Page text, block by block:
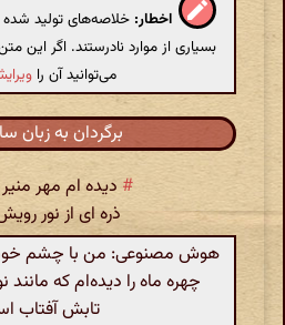
اخطار: خلاصه‌های تولید
بسیاری از موارد نادرستند. اگر این
می‌توانید آن را
برگردان به زبان
#دیده ام مهر
ذره ای از نور
هوش مصنوعی: من با چشم خود
چهره ماه را دیده‌ام که
تابش آفتاب